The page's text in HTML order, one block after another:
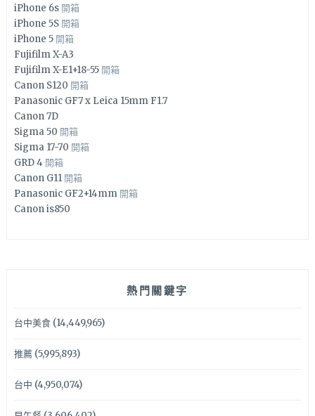
iPhone 6s 開箱
iPhone 5S 開箱
iPhone 5 開箱
Fujifilm X-A3
Fujifilm X-E1+18-55 開箱
Canon S120 開箱
Panasonic GF7 x Leica 15mm F1.7
Canon 7D
Sigma 50 開箱
Sigma 17-70 開箱
GRD 4 開箱
Canon G11 開箱
Panasonic GF2+14mm 開箱
Canon is850
熱門關鍵字
台中美食(14,449,965)
推薦(5,995,893)
台中 (4,950,074)